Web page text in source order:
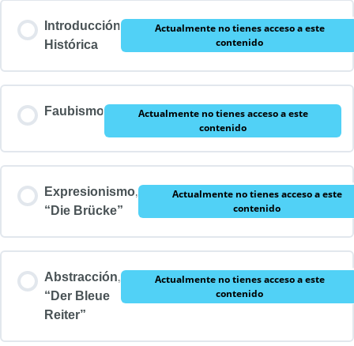
Introducción
Histórica
Actualmente no tienes acceso a este
contenido
Faubismo
Actualmente no tienes acceso a este
contenido
Expresionismo,
“Die Brücke”
Actualmente no tienes acceso a este
contenido
Abstracción,
“Der Bleue
Reiter”
Actualmente no tienes acceso a este
contenido